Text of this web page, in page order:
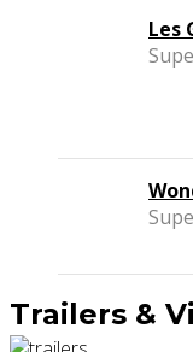
Les
Trailers &